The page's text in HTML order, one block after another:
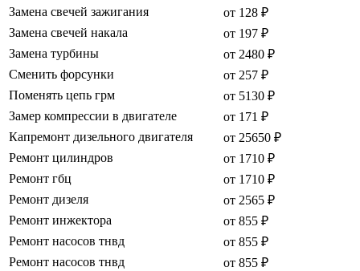
Замена свечей зажигания
от 128 ₽
Замена свечей накала
от 197 ₽
Замена турбины
от 2480 ₽
Сменить форсунки
от 257 ₽
Поменять цепь грм
от 5130 ₽
Замер компрессии в двигателе
от 171 ₽
Капремонт дизельного двигателя
от 25650 ₽
Ремонт цилиндров
от 1710 ₽
Ремонт гбц
от 1710 ₽
Ремонт дизеля
от 2565 ₽
Ремонт инжектора
от 855 ₽
Ремонт насосов тнвд
от 855 ₽
Ремонт насосов тнвд
от 855 ₽